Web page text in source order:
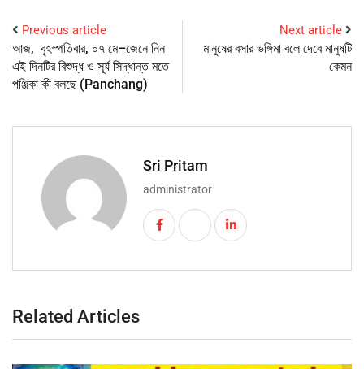
Previous article
আজ, বৃহস্পতিবার, ০৭ মে–জেনে নিন
এই দিনটির বিশুদ্ধ ও সূর্য সিদ্ধান্ত মতে
পঞ্জিকা কী বলছে (Panchang)
Next article
মানুষের বসার ভঙ্গিমা বলে দেবে মানুষটি
কেমন
Sri Pritam
administrator
Related Articles